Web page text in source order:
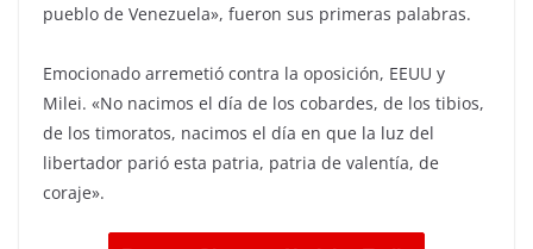
pueblo de Venezuela», fueron sus primeras palabras.
Emocionado arremetió contra la oposición, EEUU y
Milei. «No nacimos el día de los cobardes, de los tibios,
de los timoratos, nacimos el día en que la luz del
libertador parió esta patria, patria de valentía, de
coraje».